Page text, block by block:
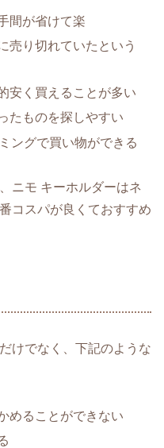
間が省けて楽
売り切れていたという
安く買えることが多い
たものを探しやすい
ングで買い物ができる
ニモ キーホルダーはネ
コスパが良くておすすめ
けでなく、下記のような
めることができない